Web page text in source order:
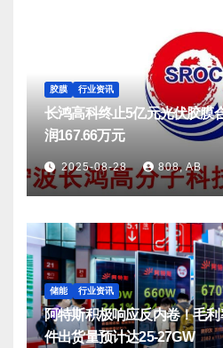
胶膜 行业资讯
长鸿高科终止5亿元光伏胶膜
润167.66万元
2025-08-28 808, AB
储能 行业资讯
阿特斯积极响应反内卷！毛
件出货量预计达25-27GW